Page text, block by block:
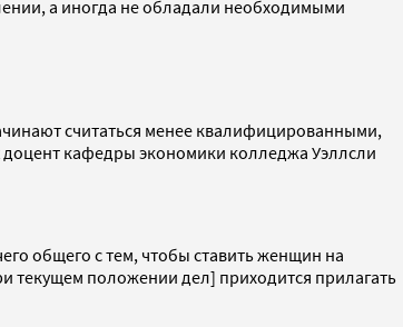
а иногда не обладали необходимыми
считаться менее квалифицированными,
кафедры экономики колледжа Уэллсли
общего с тем, чтобы ставить женщин на
текущем положении дел] приходится прилагать